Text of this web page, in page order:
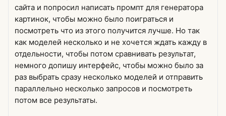
сайта и попросил написать промпт для генератора
картинок, чтобы можно было поиграться и
посмотреть что из этого получится лучше. Но так
как моделей несколько и не хочется ждать кажду в
отдельности, чтобы потом сравнивать результат,
немного допишу интерфейс, чтобы можно было за
раз выбрать сразу несколько моделей и отправить
параллельно несколько запросов и посмотреть
потом все результаты.